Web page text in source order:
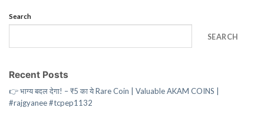
Search
SEARCH
Recent Posts
👉 भाग्य बदल देगा! – ₹5 का ये Rare Coin | Valuable AKAM COINS |
#rajgyanee #tcpep1132